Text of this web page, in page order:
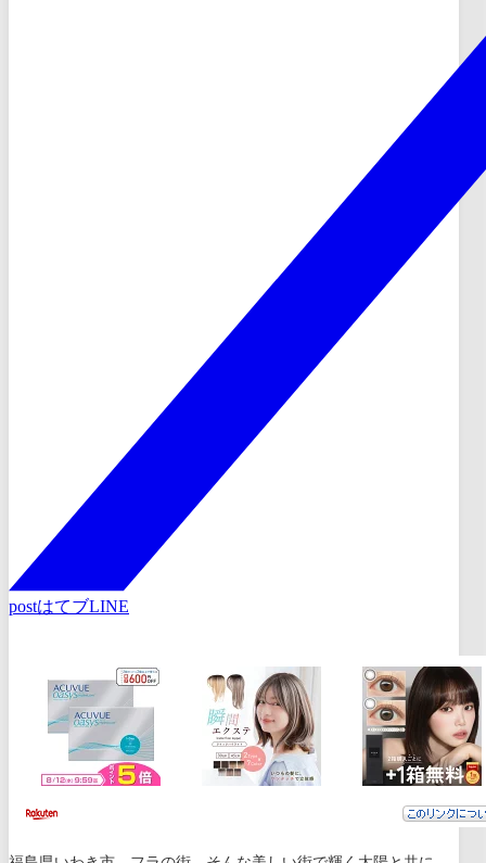
postはてブLINE